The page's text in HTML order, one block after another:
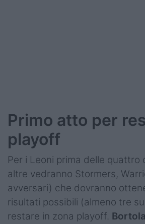
Primo atto per
playoff
Per i Leoni prima delle quattro
altre vedranno Stormers,
avversari) che dovranno
risultati possibili (almeno tre
restare in zona playoff.